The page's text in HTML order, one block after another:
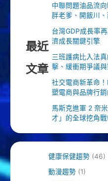
最近
文章
中聯問題油品流
胖老爹、開飯川
台灣GDP成長率
濟成長關鍵引擎
三班護病比入法
擊、緩衝期爭議
社交電商新革命
塑電商與品牌行
馬斯克進軍 2 奈
才」的全球挖角戰!
健康保健趨勢(46)
動漫趨勢(1)